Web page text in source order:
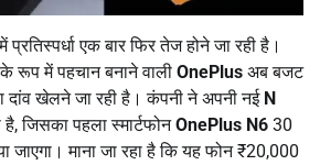
प्रतिस्पर्धा एक बार फिर तेज होने जा रही है।
के रूप में पहचान बनाने वाली OnePlus अब बजट
खेलने जा रही है। कंपनी ने अपनी नई N
जिसका पहला स्मार्टफोनOnePlus N6 30
जाएगा। माना जा रहा है कि यह फोन ₹20,000